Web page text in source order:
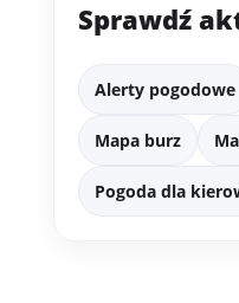
Sprawdź
Alerty pogodowe
Mapa burz
Pogoda dla